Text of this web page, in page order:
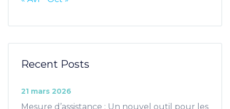
Recent Posts
Mesure d’assistance : Un nouvel outil pour les
21 mars 2026